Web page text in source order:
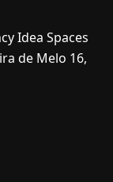
Idea Spaces
de Melo 16,